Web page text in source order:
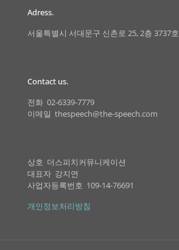
Adress.
서울특별시 서대문구 신촌로 25, 2층 3737호
Contact us.
전화 02-6339-7779
이메일 thespeech@the-speech.com
상호 더스피치커뮤니케이션
대표자 강지연
사업자등록번호 109-14-76691
개인정보처리방침